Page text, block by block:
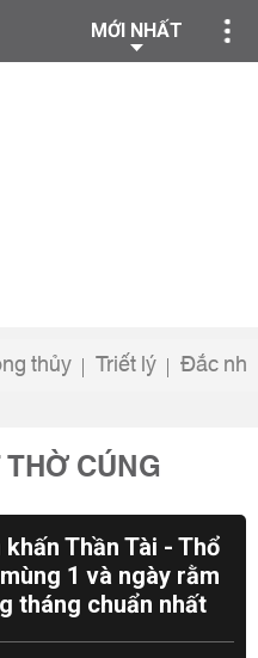
MỚI NHẤT
thủy Triết lý Đắc
CÚNG
khấn Thần Tài - Thổ
1 và ngày rằm
tháng chuẩn nhất